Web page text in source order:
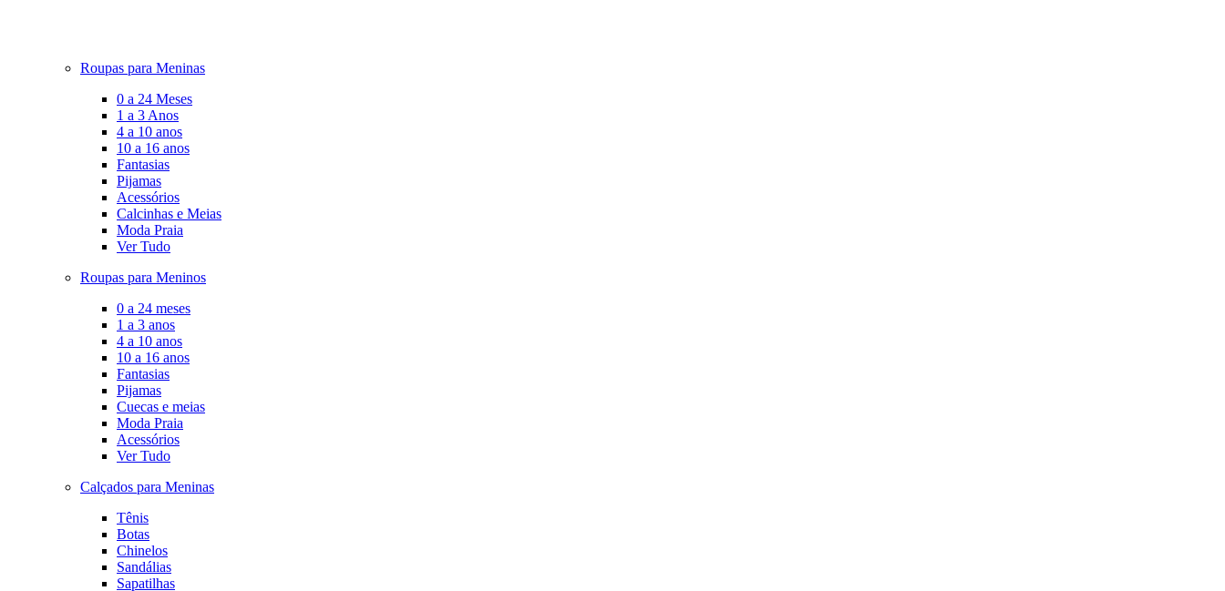
Roupas para Meninas
0 a 24 Meses
1 a 3 Anos
4 a 10 anos
10 a 16 anos
Fantasias
Pijamas
Acessórios
Calcinhas e Meias
Moda Praia
Ver Tudo
Roupas para Meninos
0 a 24 meses
1 a 3 anos
4 a 10 anos
10 a 16 anos
Fantasias
Pijamas
Cuecas e meias
Moda Praia
Acessórios
Ver Tudo
Calçados para Meninas
Tênis
Botas
Chinelos
Sandálias
Sapatilhas